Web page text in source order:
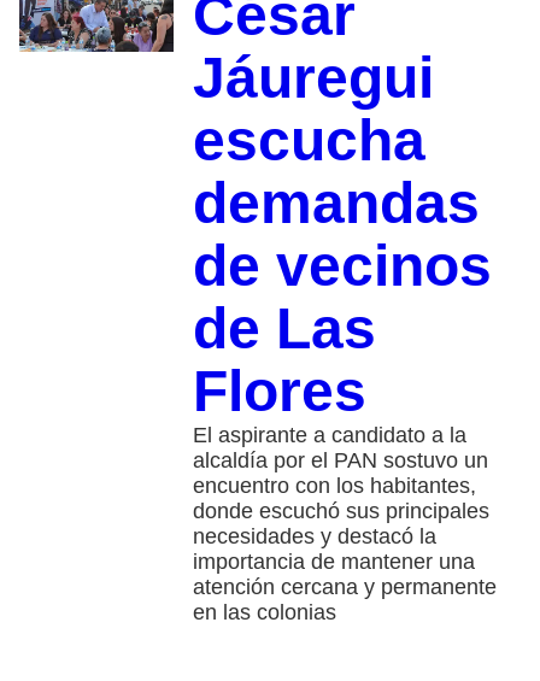
César
Jáuregui
escucha
demandas
de vecinos
de Las
Flores
El aspirante a candidato a la
alcaldía por el PAN sostuvo un
encuentro con los habitantes,
donde escuchó sus principales
necesidades y destacó la
importancia de mantener una
atención cercana y permanente
en las colonias